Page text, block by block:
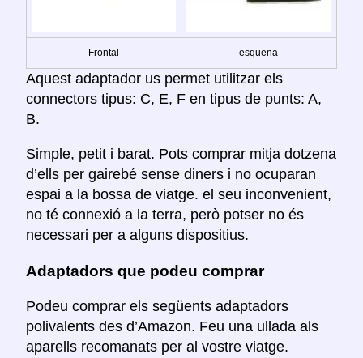
Frontal esquena
Aquest adaptador us permet utilitzar els
connectors tipus: C, E, F en tipus de punts: A,
B.
Simple, petit i barat. Pots comprar mitja dotzena
d’ells per gairebé sense diners i no ocuparan
espai a la bossa de viatge. el seu inconvenient,
no té connexió a la terra, però potser no és
necessari per a alguns dispositius.
Adaptadors que podeu comprar
Podeu comprar els següents adaptadors
polivalents des d’Amazon. Feu una ullada als
aparells recomanats per al vostre viatge.